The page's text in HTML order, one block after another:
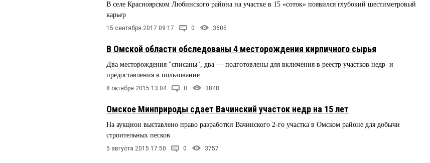
В селе Красноярском Любинского района на участке в 15 «соток» появился глубокий шестиметровый
карьер
15 сентября 2017 09:17 0 3605
В Омской области обследованы 4 месторождения кирпичного сырья
Два месторождения "списаны", два — подготовлены для включения в реестр участков недр и
предоставления в пользование
8 октября 2015 13:04 0 3848
Омское Минприроды сдает Вачинский участок недр на 15 лет
На аукцион выставлено право разработки Вачинского 2-го участка в Омском районе для добычи
строительных песков
5 августа 2015 17:50 0 3757